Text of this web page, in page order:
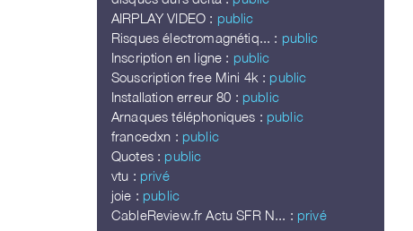
AIRPLAY VIDEO : public
Risques électromagnétiq... : public
Inscription en ligne : public
Souscription free Mini 4k : public
Installation erreur 80 : public
Arnaques téléphoniques : public
francedxn : public
Quotes : public
vtu : privé
joie : public
CableReview.fr Actu SFR N... : privé